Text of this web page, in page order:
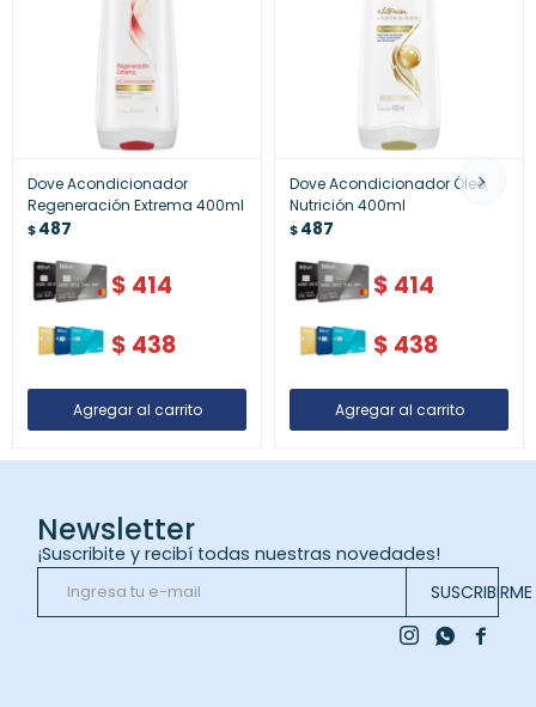
Dove Acondicionador
Regeneración Extrema 400ml
$487
$ 414
$ 438
Dove Acondicionador Óleo
Nutrición 400ml
$487
$ 414
$ 438
Newsletter
¡Suscribite y recibí todas nuestras novedades!
SUSCRIBIRME

 